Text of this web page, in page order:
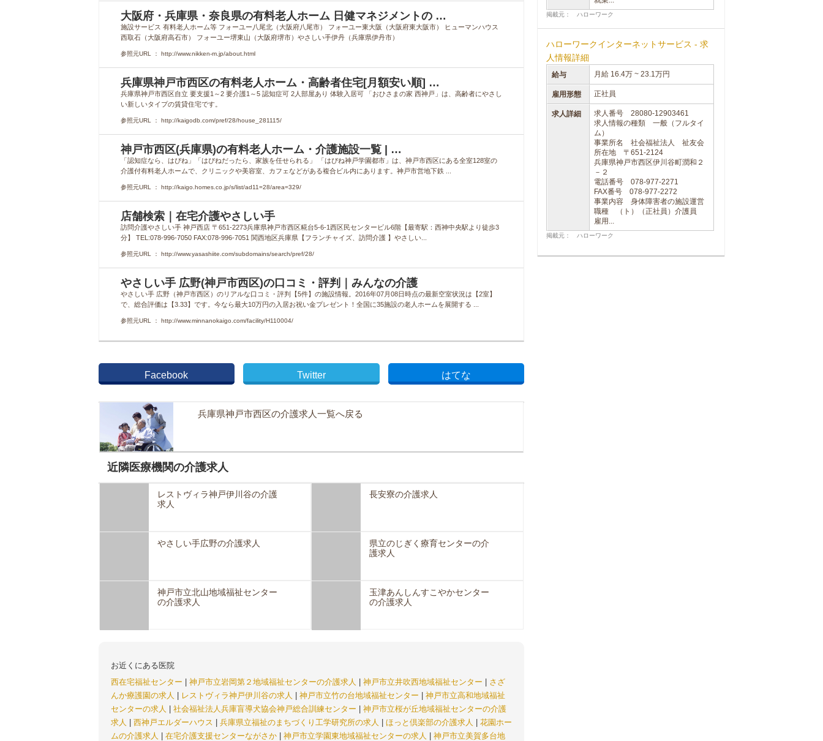
大阪府・兵庫県・奈良県の有料老人ホーム 日健マネジメントの …
施設サービス 有料老人ホーム等 フォーユー八尾北（大阪府八尾市） フォーユー東大阪（大阪府東大阪市） ヒューマンハウス
西取石（大阪府高石市） フォーユー堺東山（大阪府堺市）やさしい手伊丹（兵庫県伊丹市）
参照元URL ： http://www.nikken-m.jp/about.html
兵庫県神戸市西区の有料老人ホーム・高齢者住宅[月額安い順] …
兵庫県神戸市西区自立 要支援1～2 要介護1～5 認知症可 2人部屋あり 体験入居可 「おひさまの家 西神戸」は、高齢者にやさし
い新しいタイプの賃貸住宅です。
参照元URL ： http://kaigodb.com/pref/28/house_281115/
神戸市西区(兵庫県)の有料老人ホーム・介護施設一覧 | …
「認知症なら、はぴね」「はぴねだったら、家族を任せられる」 「はぴね神戸学園都市」は、神戸市西区にある全室128室の
介護付有料老人ホームで、クリニックや美容室、カフェなどがある複合ビル内にあります。神戸市営地下鉄 ...
参照元URL ： http://kaigo.homes.co.jp/s/list/ad11=28/area=329/
店舗検索｜在宅介護やさしい手
訪問介護やさしい手 神戸西店 〒651-2273兵庫県神戸市西区糀台5-6-1西区民センタービル6階【最寄駅：西神中央駅より徒歩3
分】 TEL:078-996-7050 FAX:078-996-7051 関西地区兵庫県【フランチャイズ、訪問介護 】やさしい...
参照元URL ： http://www.yasashiite.com/subdomains/search/pref/28/
やさしい手 広野(神戸市西区)の口コミ・評判｜みんなの介護
やさしい手 広野（神戸市西区）のリアルな口コミ・評判【5件】の施設情報。2016年07月08日時点の最新空室状況は【2室】
で、総合評価は【3.33】です。今なら最大10万円の入居お祝い金プレゼント！全国に35施設の老人ホームを展開する ...
参照元URL ： http://www.minnanokaigo.com/facility/H110004/
Facebook Twitter はてな
兵庫県神戸市西区の介護求人一覧へ戻る
近隣医療機関の介護求人
レストヴィラ神戸伊川谷の介護
求人
長安寮の介護求人
やさしい手広野の介護求人
県立のじぎく療育センターの介
護求人
神戸市立北山地域福祉センター
の介護求人
玉津あんしんすこやかセンター
の介護求人
お近くにある医院
西在宅福祉センター
神戸市立岩岡第２地域福祉センターの介護求人 神戸市立井吹西地域福祉センター
さざ
んか療護園の求人
レストヴィラ神戸伊川谷の求人 神戸市立竹の台地域福祉センター
神戸市立高和地域福祉
センターの求人
社会福祉法人兵庫盲導犬協会神戸総合訓練センター
神戸市立桜が丘地域福祉センターの介護
求人
西神戸エルダーハウス 兵庫県立福祉のまちづくり工学研究所の求人 ほっと倶楽部の介護求人
花園ホー
ムの介護求人
在宅介護支援センターながさか 神戸市立学園東地域福祉センターの求人
神戸市立美賀多台地
掲載元： ハローワーク
ハローワークインターネットサービス - 求
人情報詳細
給与 月給 16.4万 ~ 23.1万円
雇用形態 正社員
求人詳細
求人番号 28080-12903461
求人情報の種類 一般（フルタイ
ム）
事業所名 社会福祉法人 祉友会
所在地 〒651-2124
兵庫県神戸市西区伊川谷町潤和２
－２
電話番号 078-977-2271
FAX番号 078-977-2272
事業内容 身体障害者の施設運営
職種 （ト）（正社員）介護員
雇用...
掲載元： ハローワーク